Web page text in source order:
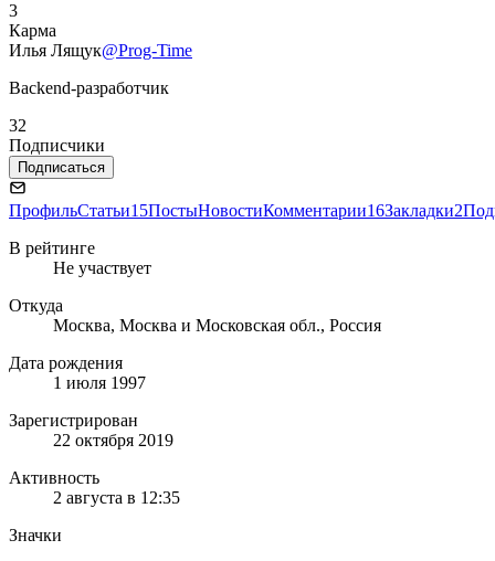
3
Карма
Илья Лящук@Prog-Time
Backend-разработчик
32
Подписчики
Подписаться
ПрофильСтатьи15ПостыНовостиКомментарии16Закладки2
В рейтинге
Не участвует
Откуда
Москва, Москва и Московская обл., Россия
Дата рождения
1 июля 1997
Зарегистрирован
22 октября 2019
Активность
2 августа в 12:35
Значки